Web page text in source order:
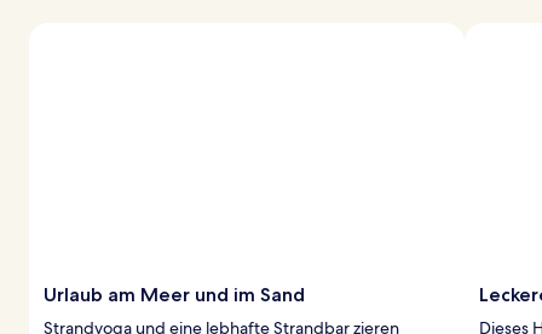
Urlaub am Meer und im Sand
Strandyoga und eine lebhafte Strandbar zieren
Dieses